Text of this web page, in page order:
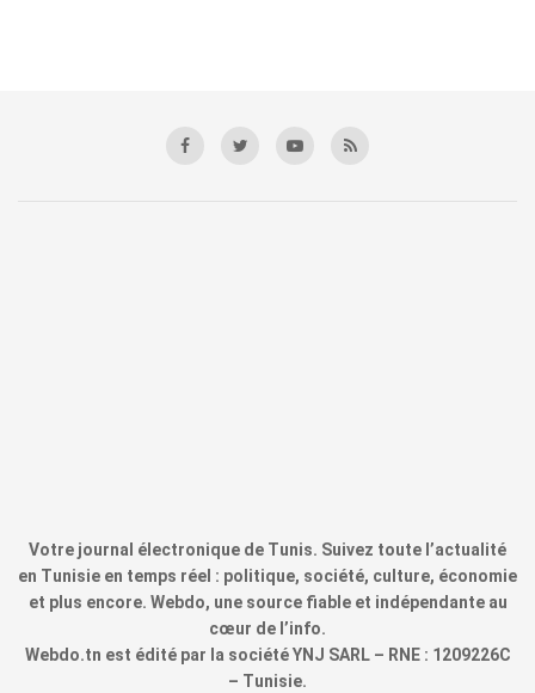
Votre journal électronique de Tunis. Suivez toute l’actualité
en Tunisie en temps réel : politique, société, culture, économie
et plus encore. Webdo, une source fiable et indépendante au
cœur de l’info.
Webdo.tn est édité par la société YNJ SARL – RNE : 1209226C
– Tunisie.